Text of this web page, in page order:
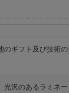
のギフト及び技術
光沢のあるラミネ